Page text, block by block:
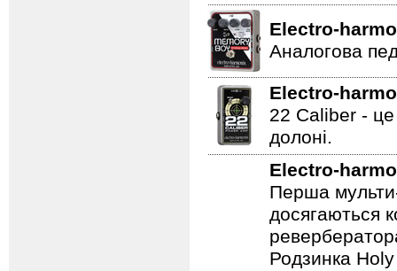
Electro-
Аналогова
Electro-
22 Caliber - це
долоні.
Electro-
Перша
досягаються
Родзинка